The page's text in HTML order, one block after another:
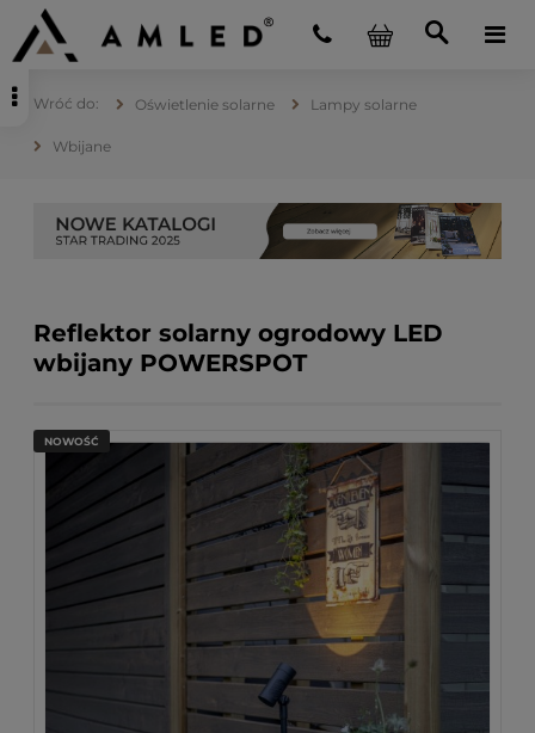
Oświetlenie solarne Lampy solarne
Wbijane
Reflektor solarny ogrodowy LED
wbijany POWERSPOT
NOWOŚĆ